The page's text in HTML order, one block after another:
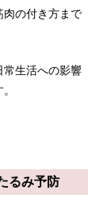
肉の付き方まで
常生活への影響
るみ予防